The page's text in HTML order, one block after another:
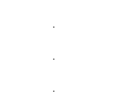
.
.
.